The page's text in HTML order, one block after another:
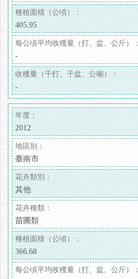
種植面積（公頃）：
405.95
每公頃平均收穫量（打、盆、公斤）：
-
收穫量（千打、千盆、公噸）：
-
年度：
2012
地區別：
臺南市
花卉類別：
其他
花卉種類：
苗圃類
種植面積（公頃）：
366.68
每公頃平均收穫量（打、盆、公斤）：